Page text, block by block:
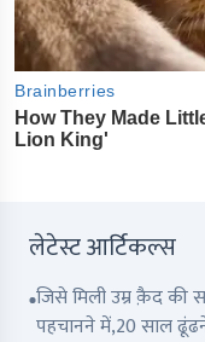
लेटेस्ट आर्टिकल्स
जिसे मिली उम्र क़ैद की
पहचानने में,20 साल